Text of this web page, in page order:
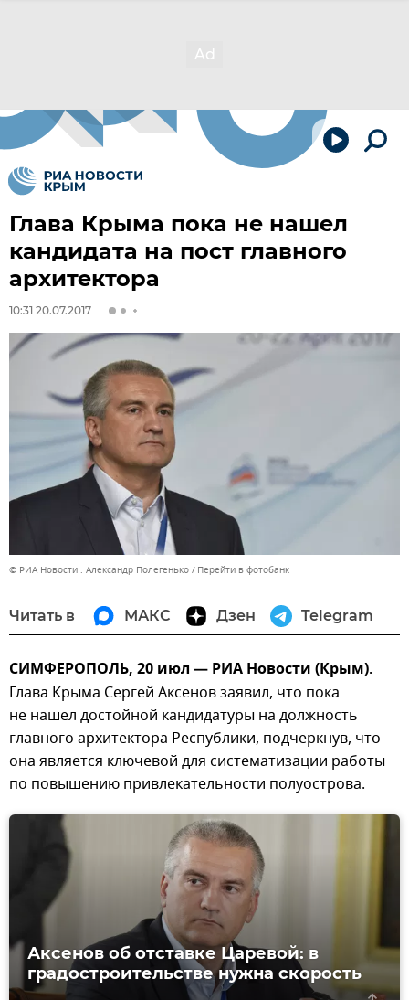
Глава Крыма пока не нашел
кандидата на пост главного
архитектора
10:31 20.07.2017
© РИА Новости . Александр Полегенько Перейти в фотобанк
Читать в МАКС Дзен Telegram
СИМФЕРОПОЛЬ, 20 июл — РИА Новости (Крым).
Глава Крыма Сергей Аксенов заявил, что пока
не нашел достойной кандидатуры на должность
главного архитектора Республики, подчеркнув, что
она является ключевой для систематизации работы
по повышению привлекательности полуострова.
Аксенов об отставке Царевой: в
градостроительстве нужна скорость